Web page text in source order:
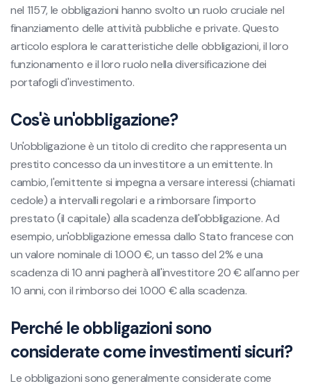
nel 1157, le obbligazioni hanno svolto un ruolo cruciale nel
finanziamento delle attività pubbliche e private. Questo
articolo esplora le caratteristiche delle obbligazioni, il loro
funzionamento e il loro ruolo nella diversificazione dei
portafogli d'investimento.
Cos'è un'obbligazione?
Un'obbligazione è un titolo di credito che rappresenta un
prestito concesso da un investitore a un emittente. In
cambio, l'emittente si impegna a versare interessi (chiamati
cedole) a intervalli regolari e a rimborsare l'importo
prestato (il capitale) alla scadenza dell'obbligazione. Ad
esempio, un'obbligazione emessa dallo Stato francese con
un valore nominale di 1.000 €, un tasso del 2% e una
scadenza di 10 anni pagherà all'investitore 20 € all'anno per
10 anni, con il rimborso dei 1.000 € alla scadenza.
Perché le obbligazioni sono
considerate come investimenti sicuri?
Le obbligazioni sono generalmente considerate come